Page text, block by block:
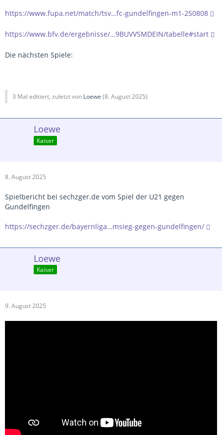
https://www.fupa.net/match/tsv…fc-gundelfingen-m1-250808
https://www.bfv.de/ergebnisse/…9BUVVSMDEIN/tabelle#start
Die nächsten Spiele:
3 Mal editiert, zuletzt von Loewe (8. August 2025)
Loewe
Kaiser
8. August 2025
Spielbericht bei sechzger.de vom Spiel der U21 gegen
Gundelfingen
https://sechzger.de/bayernliga…msieg-gegen-gundelfingen/
Loewe
Kaiser
9. August 2025